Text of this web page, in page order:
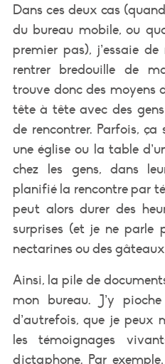
Dans ces deux cas
du bureau mobile, ou
premier pas), j’essaie
rentrer bredouille de
trouve donc des moyens
tête à tête avec des
de rencontrer. Parfois,
une église ou la table
chez les gens, dans
planifié la rencontre par
peut alors durer des
surprises (et je ne parle
nectarines ou des
Ainsi, la pile de
mon bureau. J’y
d’autrefois, que je peux
les témoignages
dictaphone. Par